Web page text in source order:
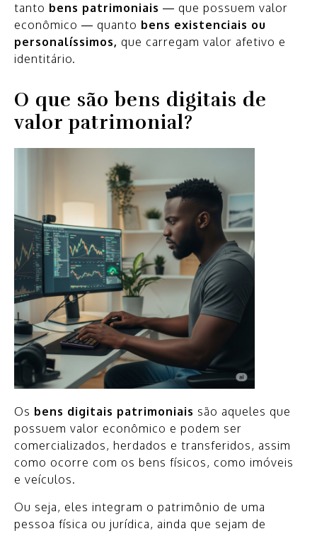
tanto bens patrimoniais — que possuem valor
econômico — quanto bens existenciais ou
personalíssimos, que carregam valor afetivo e
identitário.
O que são bens digitais de
valor patrimonial?
Os bens digitais patrimoniais são aqueles que
possuem valor econômico e podem ser
comercializados, herdados e transferidos, assim
como ocorre com os bens físicos, como imóveis
e veículos.
Ou seja, eles integram o patrimônio de uma
pessoa física ou jurídica, ainda que sejam de